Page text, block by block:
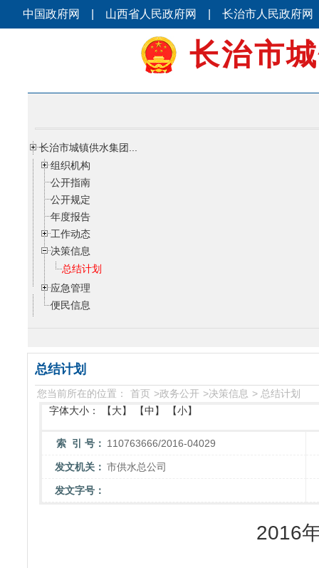
中国政府网 山西省人民政府网 长治市人民政府网
长治市
长治市城镇供水集团...
组织机构
公开指南
公开规定
年度报告
工作动态
决策信息
总结计划
应急管理
便民信息
总结计划
您当前所在的位置： 首页 >政务公开 >决策信息 >总结计划
字体大小：
【大】 【中】 【小】
索 引 号： 110763666/2016-04029
发文机关： 市供水总公司
发文字号：
2016